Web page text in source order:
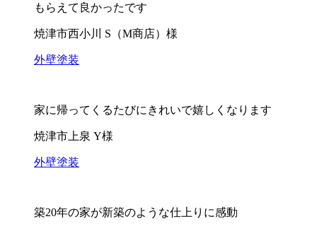
もらえて良かったです
焼津市西小川 S（M商店）様
外壁塗装
家に帰ってくるたびにきれいで嬉しくなります
焼津市上泉 Y様
外壁塗装
築20年の家が新築のような仕上りに感動